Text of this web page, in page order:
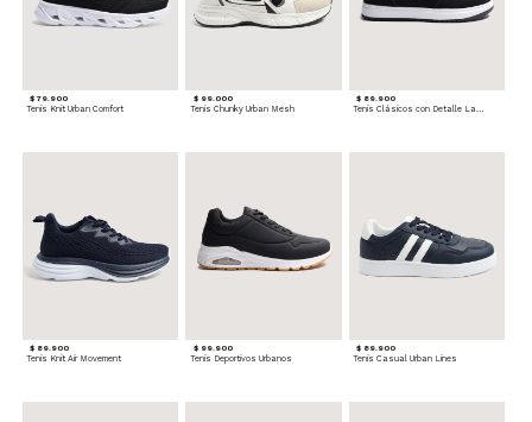
$ 79.900
Tenis Knit Urban Comfort
$ 99.000
Tenis Chunky Urban Mesh
$ 89.900
Tenis Clásicos con Detalle Lateral
$ 89.900
Tenis Knit Air Movement
$ 99.900
Tenis Deportivos Urbanos
$ 89.900
Tenis Casual Urban Lines